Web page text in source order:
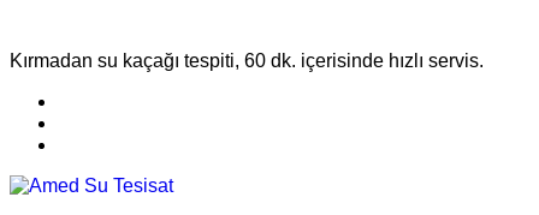
Kırmadan su kaçağı tespiti, 60 dk. içerisinde hızlı servis.